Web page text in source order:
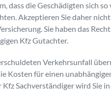
dass die Geschädigten sich
Akzeptieren Sie daher
Sie haben das
Kfz Gutachter.
Verkehrsunfall
Kosten für einen
Kfz Sachverständiger wird Sie